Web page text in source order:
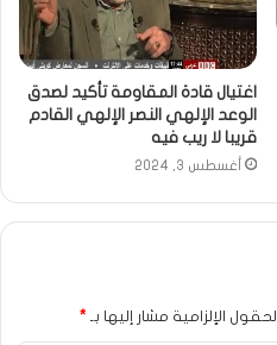
اغتيال قادة المقاومة تأكيد لصدق
الوعد الإلهي النصر الإلهي القادم
قريبا لا ريب فيه
أغسطس 3, 2024
الحقول الإلزامية مشار إليها بـ *